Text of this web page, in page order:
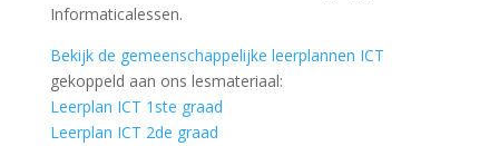
Informaticalessen.
Bekijk de gemeenschappelijke leerplannen ICT
gekoppeld aan ons lesmateriaal:
Leerplan ICT 1ste graad
Leerplan ICT 2de graad